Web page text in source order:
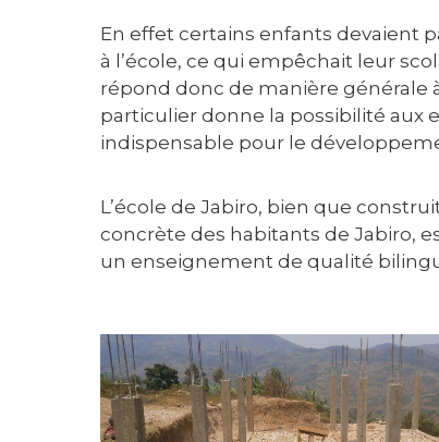
En effet certains enfants devaient
à l’école, ce qui empêchait leur
répond donc de manière générale
particulier donne la possibilité aux
indispensable pour le
L’école de Jabiro, bien que
concrète des habitants de Jabiro,
un enseignement de qualité